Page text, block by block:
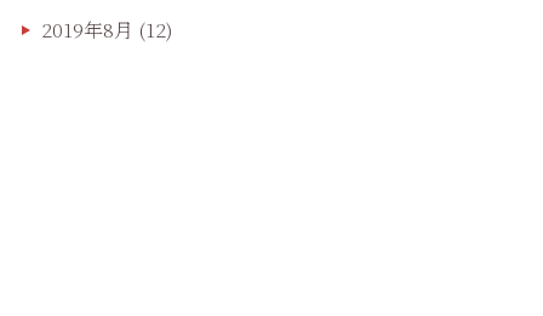
2019年8月 (12)